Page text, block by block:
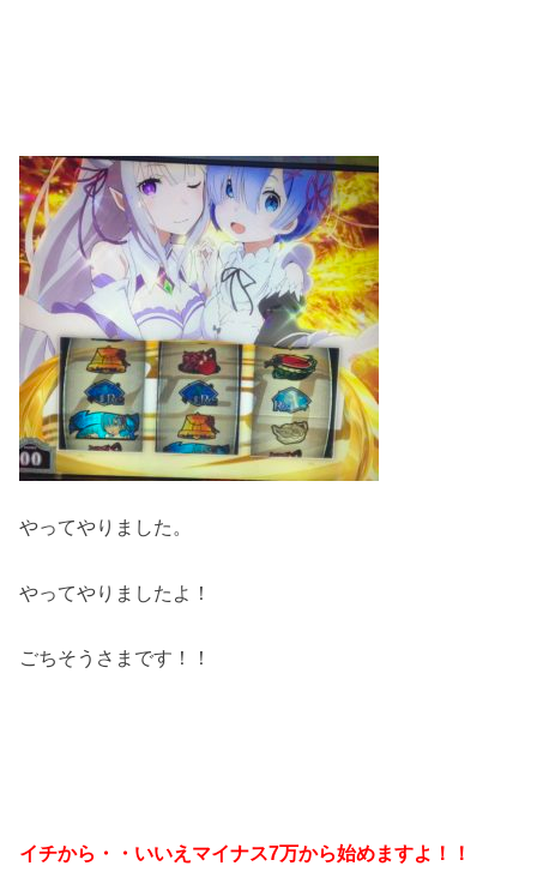
やってやりました。
やってやりましたよ！
ごちそうさまです！！
イチから・・いいえマイナス7万から始めますよ！！